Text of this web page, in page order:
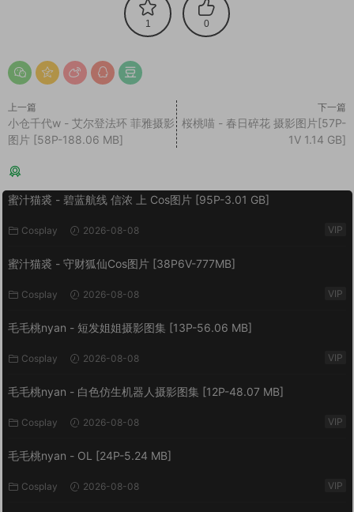
1 0
上一篇
小仓千代w - 艾尔登法环 菲雅摄影
图片 [58P-188.06 MB]
下一篇
桜桃喵 - 春日碎花 摄影图片[57P-
1V 1.14 GB]
蜜汁猫裘 - 碧蓝航线 信浓 上 Cos图片 [95P-3.01 GB]
Cosplay 2026-08-08 VIP
蜜汁猫裘 - 守财狐仙Cos图片 [38P6V-777MB]
Cosplay 2026-08-08 VIP
毛毛桃nyan - 短发姐姐摄影图集 [13P-56.06 MB]
Cosplay 2026-08-08 VIP
毛毛桃nyan - 白色仿生机器人摄影图集 [12P-48.07 MB]
Cosplay 2026-08-08 VIP
毛毛桃nyan - OL [24P-5.24 MB]
Cosplay 2026-08-08 VIP